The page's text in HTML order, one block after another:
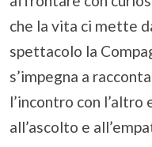
che la vita ci mette
spettacolo la
s’impegna a
l’incontro con l’altro
all’ascolto e